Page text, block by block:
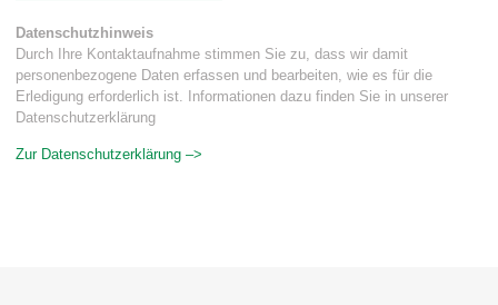
Datenschutzhinweis
Durch Ihre Kontaktaufnahme stimmen Sie zu, dass wir damit
personenbezogene Daten erfassen und bearbeiten, wie es für die
Erledigung erforderlich ist. Informationen dazu finden Sie in unserer
Datenschutzerklärung
Zur Datenschutzerklärung –>